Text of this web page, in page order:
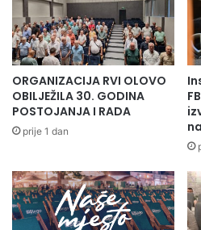
ORGANIZACIJA RVI OLOVO
OBILJEŽILA 30. GODINA
POSTOJANJA I RADA
prije 1 dan